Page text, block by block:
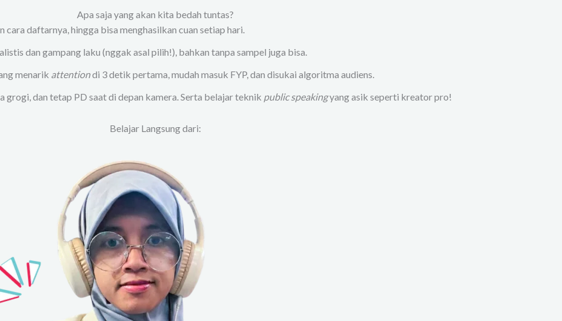
Apa saja yang akan kita bedah tuntas?
cara daftarnya, hingga bisa menghasilkan cuan setiap hari.
dan gampang laku (nggak asal pilih!), bahkan tanpa sampel juga bisa.
menarik attentiondi 3 detik pertama, mudah masuk FYP, dan disukai algoritma audiens.
grogi, dan tetap PD saat di depan kamera. Serta belajar teknik public speakingyang asik seperti kreator pro!
Belajar Langsung dari: